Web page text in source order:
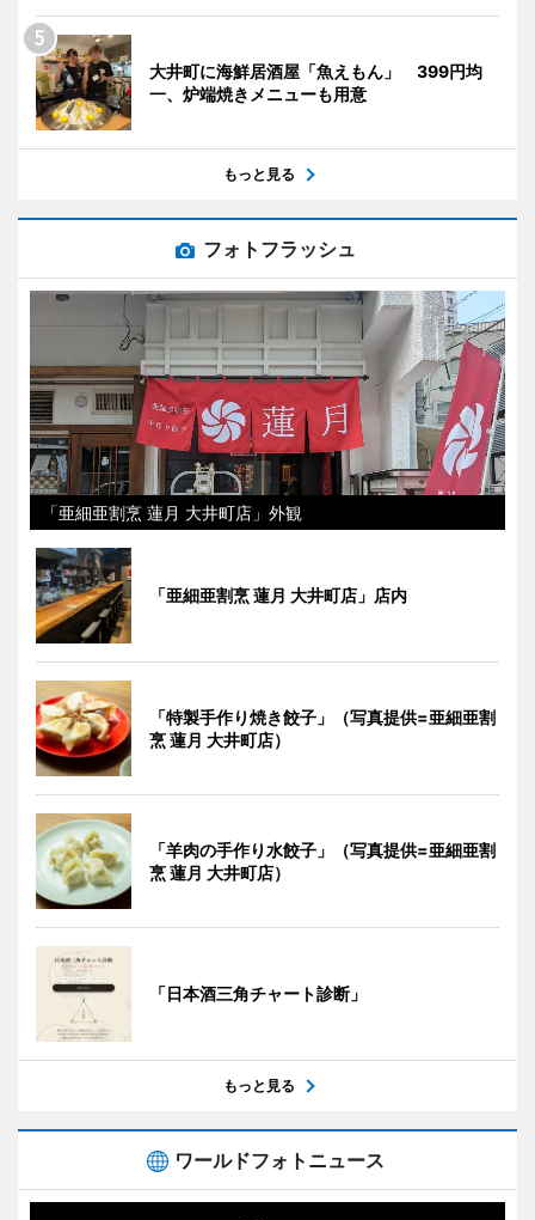
大井町に海鮮居酒屋「魚えもん」 399円均
一、炉端焼きメニューも用意
もっと見る
フォトフラッシュ
「亜細亜割烹 蓮月 大井町店」外観
「亜細亜割烹 蓮月 大井町店」店内
「特製手作り焼き餃子」（写真提供=亜細亜割
烹 蓮月 大井町店）
「羊肉の手作り水餃子」（写真提供=亜細亜割
烹 蓮月 大井町店）
「日本酒三角チャート診断」
もっと見る
ワールドフォトニュース